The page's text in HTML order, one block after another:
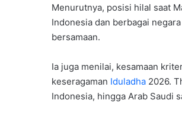
Menurutnya, posisi hilal saat
Indonesia dan berbagai
bersamaan.
Ia juga menilai, kesamaan
keseragaman Iduladha 2026.
Indonesia, hingga Arab Saudi